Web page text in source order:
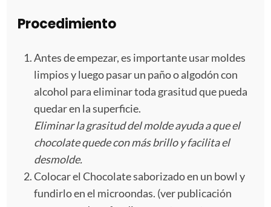
s
Procedimiento
Antes de empezar, es importante usar moldes
limpios y luego pasar un paño o algodón con
alcohol para eliminar toda grasitud que pueda
quedar en la superficie.
Eliminar la grasitud del molde ayuda a que el
chocolate quede con más brillo y facilita el
desmolde.
Colocar el Chocolate saborizado en un bowl y
fundirlo en el microondas. (ver publicación